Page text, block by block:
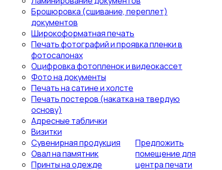
Брошюровка (сшивание, переплет)
документов
Широкоформатная печать
Печать фотографий и проявка пленки в
фотосалонах
Оцифровка фотопленок и видеокассет
Фото на документы
Печать на сатине и холсте
Печать постеров (накатка на твердую
основу)
Адресные таблички
Визитки
Сувенирная продукция
Овал на памятник
Принты на одежде
Предложить
помещение для
центра печати